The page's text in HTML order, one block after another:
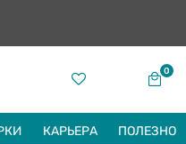
0
КАРЬЕРА ПОЛЕЗНО